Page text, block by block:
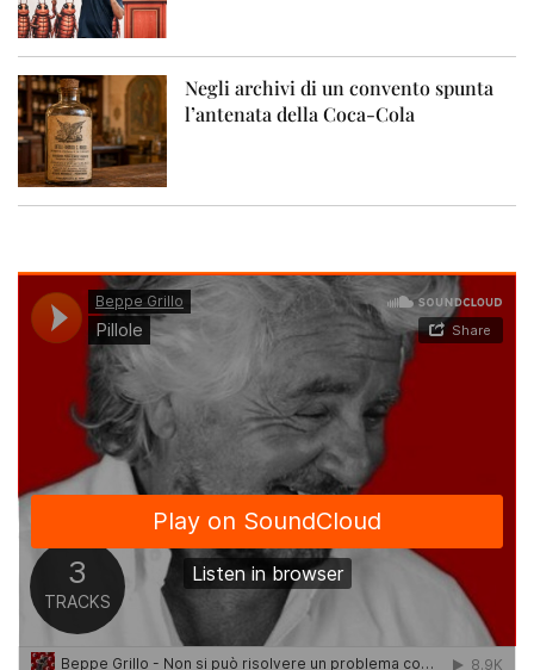
Negli archivi di un convento spunta
l’antenata della Coca-Cola